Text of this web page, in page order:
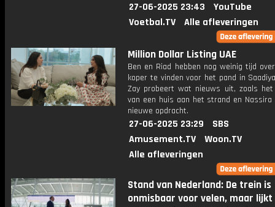
27-06-2025 23:43
YouTube
Voetbal.TV
Alle afleveringen
Million Dollar Listing UAE
Ben en Riad hebben nog weinig tijd
koper te vinden voor het pand in
Zay probeert wat nieuws uit, zoals het
van een huis aan het strand en
nieuwe opdracht.
27-06-2025 23:29
SBS
Amusement.TV
Woon.TV
Alle afleveringen
Stand van Nederland: De trein is
onmisbaar voor velen, maar